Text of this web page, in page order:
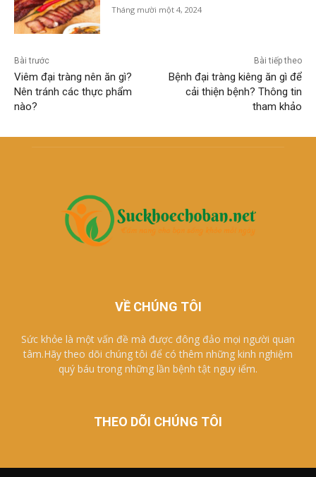
Tháng mười một 4, 2024
Bài trước
Viêm đại tràng nên ăn gì?
Nên tránh các thực phẩm
nào?
Bài tiếp theo
Bệnh đại tràng kiêng ăn gì để
cải thiện bệnh? Thông tin
tham khảo
VỀ CHÚNG TÔI
Sức khỏe là một vấn đề mà được đông đảo mọi người quan
tâm.Hãy theo dõi chúng tôi để có thêm những kinh nghiệm
quý báu trong những lần bệnh tật nguy iểm.
THEO DÕI CHÚNG TÔI